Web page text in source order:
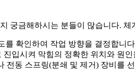
궁금해하시는 분들이 많습니다.
를 확인하여 작업 방향을 결정합니
진입시켜 막힘의 정확한 위치와 원
전동 스프링(분쇄 및 제거) 장비를